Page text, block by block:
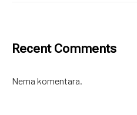
Recent Comments
Nema komentara.